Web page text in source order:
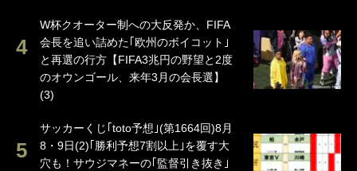
W杯クオーター制への大反発か、FIFA
会長を追い詰めた｢欧州のボイコット｣
と再選の行方【FIFA3兆円の野望と2度
のオウンゴール、来年3月の会長選】
(3)
サッカーくじ｢toto予想｣(第1664回)8月
8・9日(2)｢勝利予想7割以上｣を覆す大
穴も！サウジマネーの｢監督引き抜き｣